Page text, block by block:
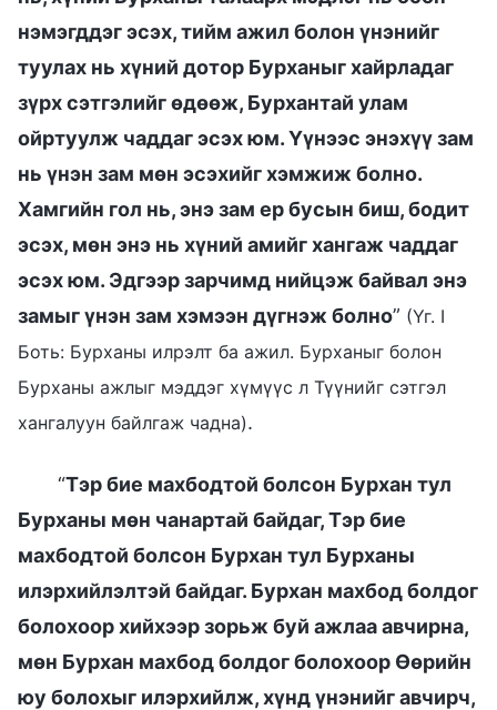
нэмэгддэг эсэх, тийм ажил болон үнэнийг
туулах нь хүний дотор Бурханыг хайрладаг
зүрх сэтгэлийг өдөөж, Бурхантай улам
ойртуулж чаддаг эсэх юм. Үүнээс энэхүү зам
нь үнэн зам мөн эсэхийг хэмжиж болно.
Хамгийн гол нь, энэ зам ер бусын биш, бодит
эсэх, мөн энэ нь хүний амийг хангаж чаддаг
эсэх юм. Эдгээр зарчимд нийцэж байвал энэ
замыг үнэн зам хэмээн дүгнэж болно” (Үг. I
Боть: Бурханы илрэлт ба ажил. Бурханыг болон
Бурханы ажлыг мэддэг хүмүүс л Түүнийг сэтгэл
хангалуун байлгаж чадна).
“Тэр бие махбодтой болсон Бурхан тул
Бурханы мөн чанартай байдаг, Тэр бие
махбодтой болсон Бурхан тул Бурханы
илэрхийлэлтэй байдаг. Бурхан махбод болдог
болохоор хийхээр зорьж буй ажлаа авчирна,
мөн Бурхан махбод болдог болохоор Өөрийн
юу болохыг илэрхийлж, хүнд үнэнийг авчирч,